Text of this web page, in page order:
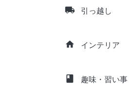
local_shipping 引っ越し
home インテリア
class 趣味・習い事